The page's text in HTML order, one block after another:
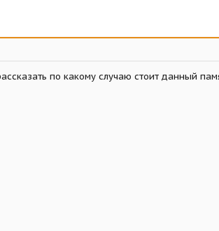
по какому случаю стоит данный